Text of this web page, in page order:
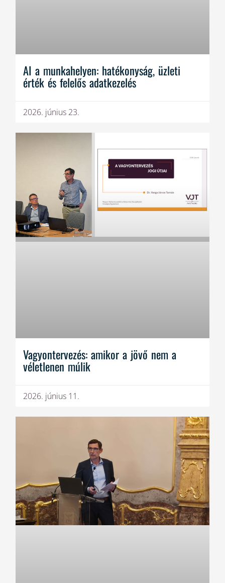
AI a munkahelyen: hatékonyság, üzleti
érték és felelős adatkezelés
2026. június 23.
Vagyontervezés: amikor a jövő nem a
véletlenen múlik
2026. június 11.